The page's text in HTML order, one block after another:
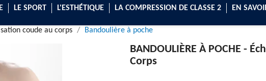
LE SPORT L'ESTHÉTIQUE LA COMPRESSION DE CLASSE 2 EN
coude au corps Bandoulière à poche
BANDOULIÈRE À POCHE -
Corps